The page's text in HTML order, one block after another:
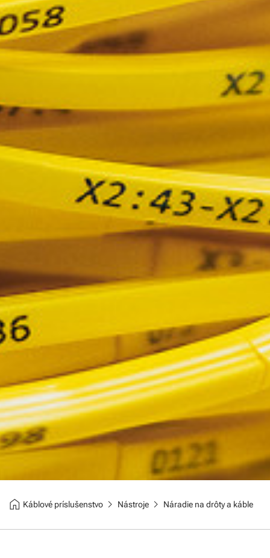
home Káblové príslušenstvochevron_right Nástrojechevron_right Náradie na drôty a káble